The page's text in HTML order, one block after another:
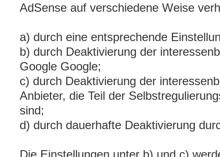
AdSense auf verschiedene Weise
a) durch eine entsprechende
b) durch Deaktivierung der
Google Google;
c) durch Deaktivierung der
Anbieter, die Teil der
sind;
d) durch dauerhafte Deaktivierung